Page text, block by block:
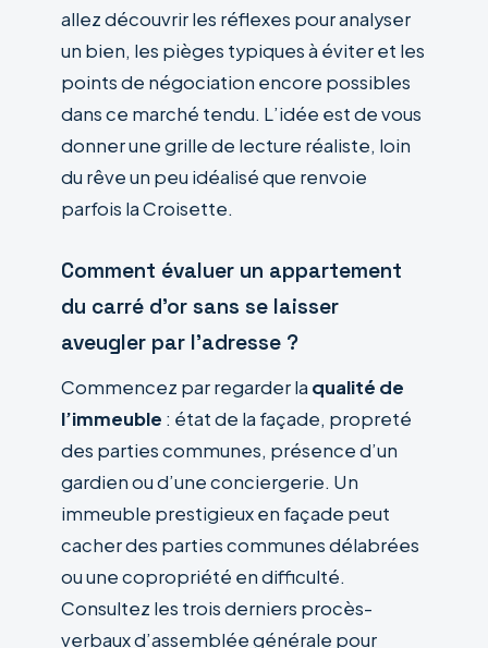
allez découvrir les réflexes pour analyser
un bien, les pièges typiques à éviter et les
points de négociation encore possibles
dans ce marché tendu. L’idée est de vous
donner une grille de lecture réaliste, loin
du rêve un peu idéalisé que renvoie
parfois la Croisette.
Comment évaluer un appartement
du carré d’or sans se laisser
aveugler par l’adresse ?
Commencez par regarder la qualité de
l’immeuble : état de la façade, propreté
des parties communes, présence d’un
gardien ou d’une conciergerie. Un
immeuble prestigieux en façade peut
cacher des parties communes délabrées
ou une copropriété en difficulté.
Consultez les trois derniers procès-
verbaux d’assemblée générale pour